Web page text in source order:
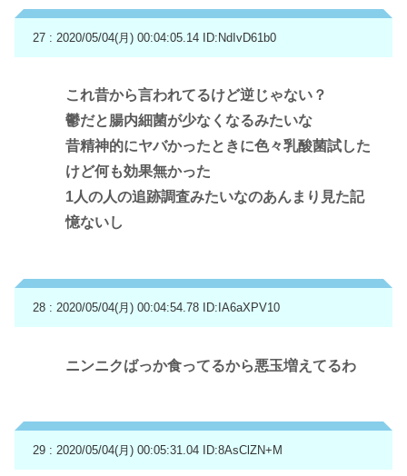
27 : 2020/05/04(月) 00:04:05.14 ID:NdIvD61b0
これ昔から言われてるけど逆じゃない？
鬱だと腸内細菌が少なくなるみたいな
昔精神的にヤバかったときに色々乳酸菌試した
けど何も効果無かった
1人の人の追跡調査みたいなのあんまり見た記
憶ないし
28 : 2020/05/04(月) 00:04:54.78 ID:IA6aXPV10
ニンニクばっか食ってるから悪玉増えてるわ
29 : 2020/05/04(月) 00:05:31.04 ID:8AsClZN+M